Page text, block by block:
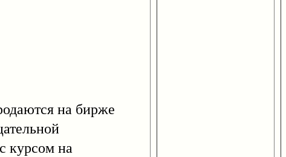
на бирже
курсом на